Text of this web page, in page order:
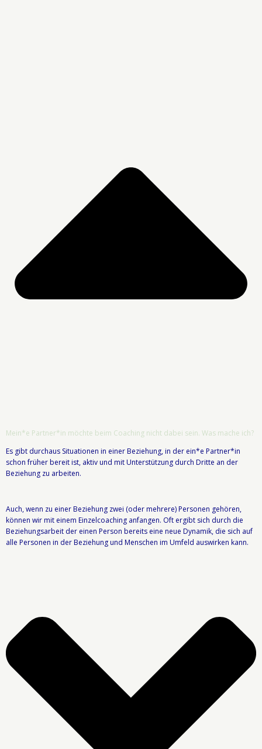
Mein*e Partner*in möchte beim Coaching nicht dabei sein. Was mache ich?
Es gibt durchaus Situationen in einer Beziehung, in der ein*e Partner*in
schon früher bereit ist, aktiv und mit Unterstützung durch Dritte an der
Beziehung zu arbeiten.
Auch, wenn zu einer Beziehung zwei (oder mehrere) Personen gehören,
können wir mit einem Einzelcoaching anfangen. Oft ergibt sich durch die
Beziehungsarbeit der einen Person bereits eine neue Dynamik, die sich auf
alle Personen in der Beziehung und Menschen im Umfeld auswirken kann.